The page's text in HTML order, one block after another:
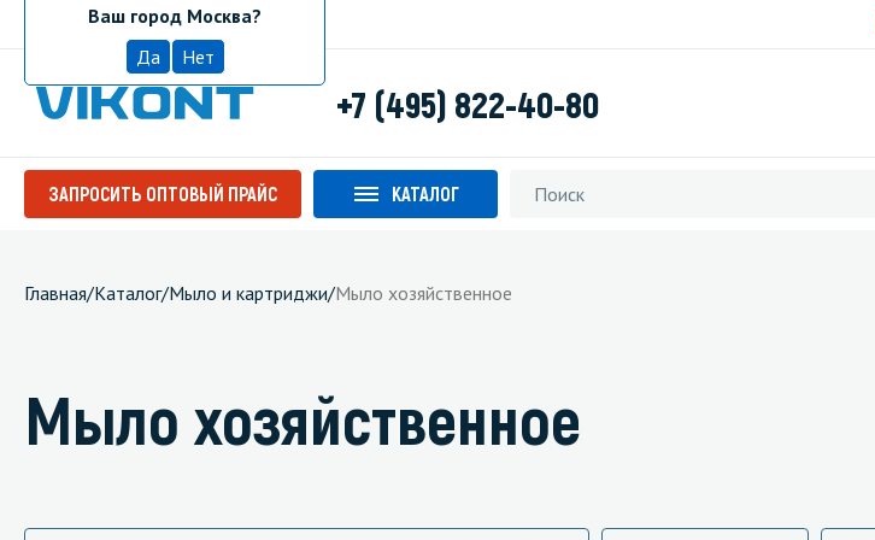
МоскваВаш город Москва?
Да
Нет
+7 (495) 822-40-80
ЗАПРОСИТЬ ОПТОВЫЙ ПРАЙС КАТАЛОГ
Главная/Каталог/Мыло и картриджи/Мыло хозяйственное
Мыло хозяйственное